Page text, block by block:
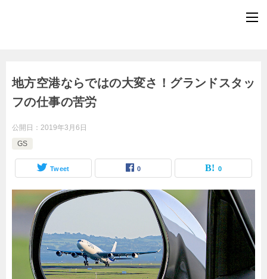
地方空港ならではの大変さ！グランドスタッ
フの仕事の苦労
公開日： 2019年3月6日
GS
Tweet 0 0